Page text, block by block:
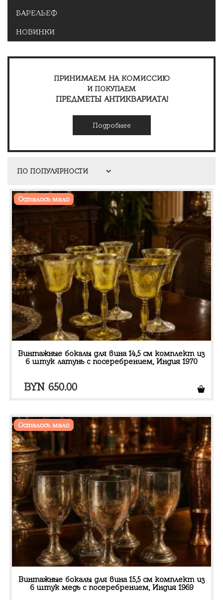
БАРЕЛЬЕФ
НОВИНКИ
ПРИНИМАЕМ НА КОМИССИЮ
И ПОКУПАЕМ
ПРЕДМЕТЫ АНТИКВАРИАТА!
Подробнее
Осталось мало
Винтажные бокалы для вина 14,5 см комплект из
6 штук латунь с посеребрением, Индия 1970
BYN 650.00
Осталось мало
Винтажные бокалы для вина 15,5 см комплект из
6 штук медь с посеребрением, Индия 1969